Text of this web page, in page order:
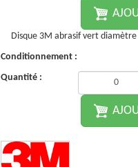
Disque 3M abrasif vert diamètre
Conditionnement :
Quantité :